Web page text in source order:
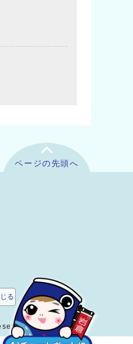
る
ページの先頭へ